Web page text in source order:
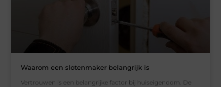
Waarom een slotenmaker belangrijk is
Vertrouwen is een belangrijke factor bij huiseigendom. De